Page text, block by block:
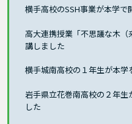
横手高校のSSH事業が本学で
高大連携授業「不思議な木
講しました
横手城南高校の１年生が本学
岩手県立花巻南高校の２年
した